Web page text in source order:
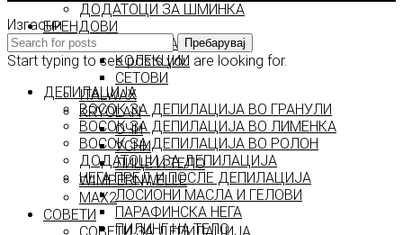
ДОДАТОЦИ ЗА ШМИНКА
БРЕНДОВИ
DEBORAH MILANO
КОЛЕКЦИИ
СЕТОВИ
ITALWAX
KRYOLAN
ОЧИ
УСНИ
ЛИЦЕ И ТЕЛО
WIMPERNWELLE
MAX2
СОВЕТИ
Изгасни
Пребарувај
Start typing to see posts you are looking for.
ДЕПИЛАЦИЈА
ВОСОК ЗА ДЕПИЛАЦИЈА ВО ГРАНУЛИ
ВОСОК ЗА ДЕПИЛАЦИЈА ВО ЛИМЕНКА
ВОСОК ЗА ДЕПИЛАЦИЈА ВО РОЛОН
ДОДАТОЦИ ЗА ДЕПИЛАЦИЈА
НЕГА ПРЕД И ПОСЛЕ ДЕПИЛАЦИЈА
ЛОСИОНИ МАСЛА И ГЕЛОВИ
ПАРАФИНСКА НЕГА
ПИЛИНГ НА ТЕЛО